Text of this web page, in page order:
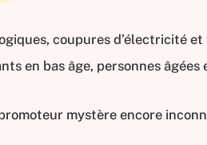
coupures d’électricité
en bas âge, personnes
mystère encore